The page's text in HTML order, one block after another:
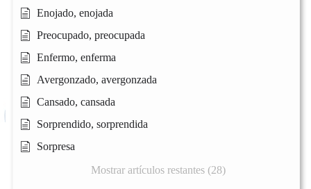
Enojado, enojada
Preocupado, preocupada
Enfermo, enferma
Avergonzado, avergonzada
Cansado, cansada
Sorprendido, sorprendida
Sorpresa
Mostrar artículos restantes (28)